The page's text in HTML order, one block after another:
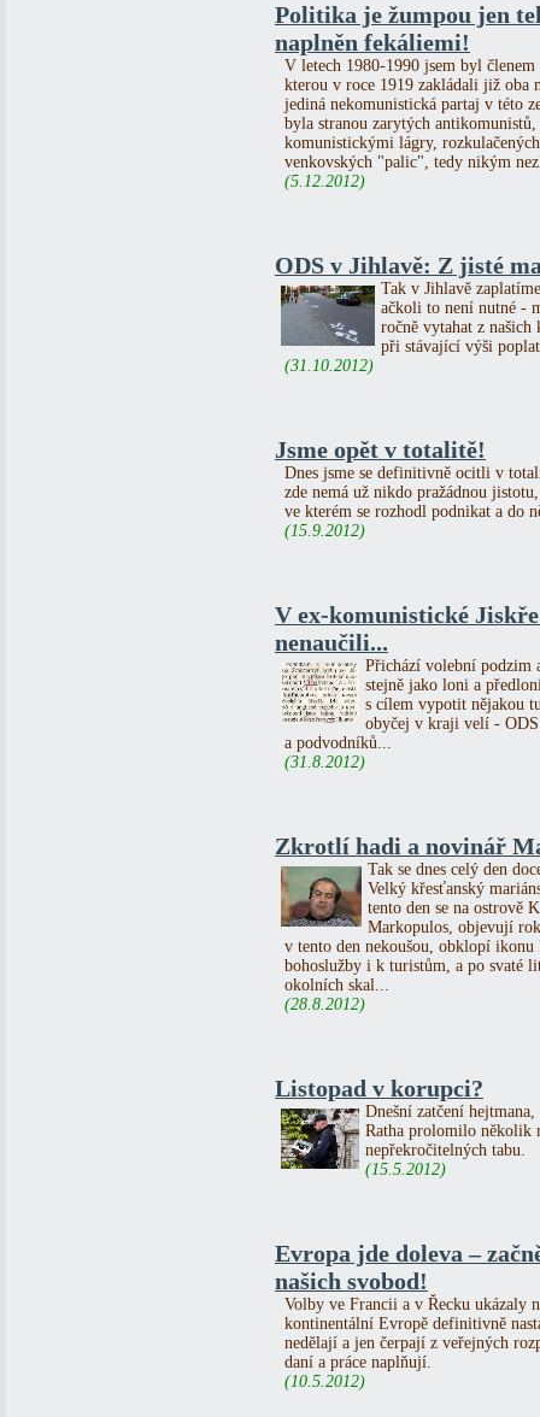
Politika je žumpou jen
naplněn fekáliemi!
V letech 1980-1990 jsem byl
kterou v roce 1919 zakládali již oba
jediná nekomunistická partaj v této
byla stranou zarytých
komunistickými lágry,
venkovských "palic", tedy nikým
(5.12.2012)
ODS v Jihlavě: Z jisté
Tak v Jihlavě
ačkoli to není nutné -
ročně vytahat z
při stávající výši
(31.10.2012)
Jsme opět v totalitě!
Dnes jsme se definitivně ocitli v
zde nemá už nikdo pražádnou
ve kterém se rozhodl podnikat a do
(15.9.2012)
V ex-komunistické Jiskře
nenaučili...
Přichází volební
stejně jako loni a
s cílem vypotit nějakou
obyčej v kraji velí -
a podvodníků...
(31.8.2012)
Zkrotlí hadi a novinář
Tak se dnes celý den
Velký křesťanský
tento den se na ostrově
Markopulos, objevují
v tento den nekoušou, obklopí
bohoslužby i k turistům, a po svaté
okolních skal...
(28.8.2012)
Listopad v korupci?
Dnešní zatčení
Ratha prolomilo několik
nepřekročitelných tabu.
(15.5.2012)
Evropa jde doleva –
našich svobod!
Volby ve Francii a v Řecku ukázaly
kontinentální Evropě definitivně
nedělají a jen čerpají z veřejných
daní a práce naplňují.
(10.5.2012)